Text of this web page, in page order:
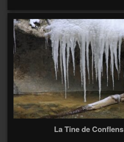
La Tine de Conflens